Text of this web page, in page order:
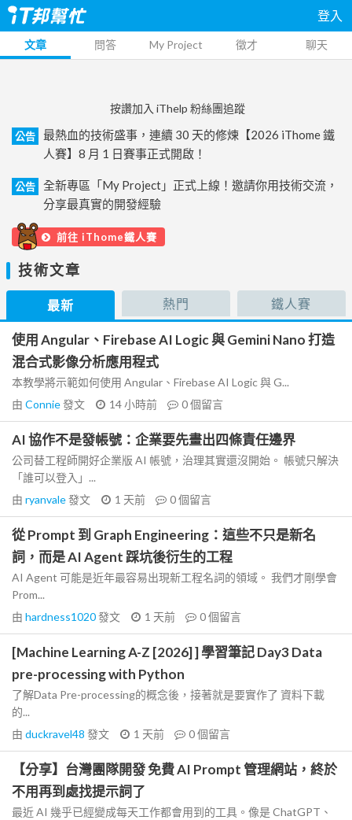
登入
文章 問答 My Project 徵才 聊天
按讚加入 iThelp 粉絲團追蹤
公告
最熱血的技術盛事，連續 30 天的修煉【2026 iThome 鐵
人賽】8 月 1 日賽事正式開啟！
公告
全新專區「My Project」正式上線！邀請你用技術交流，
分享最真實的開發經驗
前往 iThome鐵人賽
技術文章
最新 熱門 鐵人賽
使用 Angular、Firebase AI Logic 與 Gemini Nano 打造
混合式影像分析應用程式
本教學將示範如何使用 Angular、Firebase AI Logic 與 G...
由 Connie發文 14 小時前 0個留言
AI 協作不是發帳號：企業要先畫出四條責任邊界
公司替工程師開好企業版 AI 帳號，治理其實還沒開始。 帳號只解決
「誰可以登入」...
由 ryanvale發文 1 天前 0個留言
從 Prompt 到 Graph Engineering：這些不只是新名
詞，而是 AI Agent 踩坑後衍生的工程
AI Agent 可能是近年最容易出現新工程名詞的領域。 我們才剛學會
Prom...
由 hardness1020發文 1 天前 0個留言
[Machine Learning A-Z [2026] ] 學習筆記 Day3 Data
pre-processing with Python
了解Data Pre-processing的概念後，接著就是要實作了 資料下載
的...
由 duckravel48 發文 1 天前 0個留言
【分享】台灣團隊開發 免費 AI Prompt 管理網站，終於
不用再到處找提示詞了
最近 AI 幾乎已經變成每天工作都會用到的工具。像是 ChatGPT、